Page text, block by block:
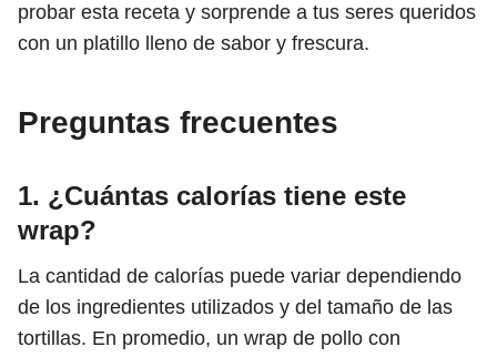
probar esta receta y sorprende a tus seres queridos
con un platillo lleno de sabor y frescura.
Preguntas frecuentes
1. ¿Cuántas calorías tiene este
wrap?
La cantidad de calorías puede variar dependiendo
de los ingredientes utilizados y del tamaño de las
tortillas. En promedio, un wrap de pollo con